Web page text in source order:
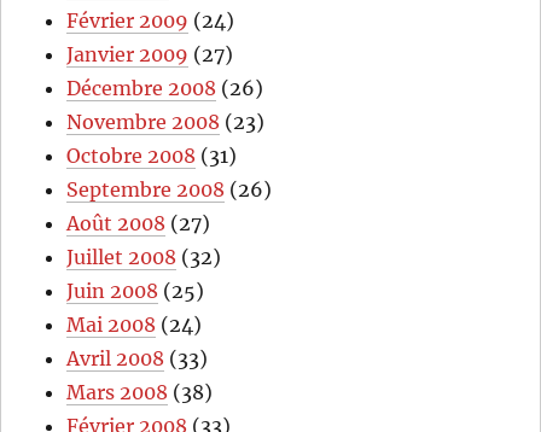
Février 2009 (24)
Janvier 2009 (27)
Décembre 2008 (26)
Novembre 2008 (23)
Octobre 2008 (31)
Septembre 2008 (26)
Août 2008 (27)
Juillet 2008 (32)
Juin 2008 (25)
Mai 2008 (24)
Avril 2008 (33)
Mars 2008 (38)
Février 2008 (33)